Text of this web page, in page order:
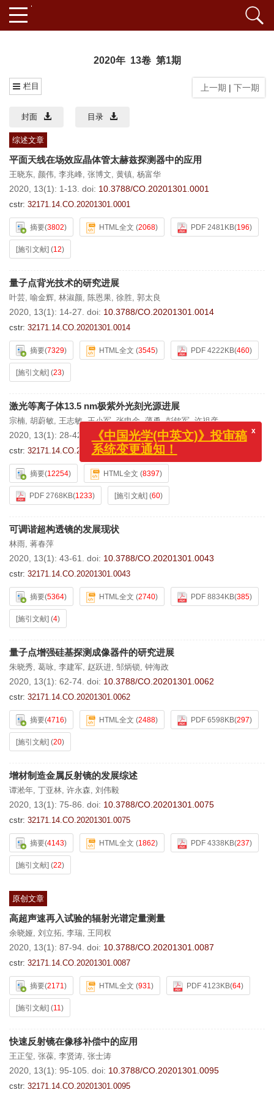
2020年 13卷 第1期
栏目 上一期 | 下一期
封面 目录
综述文章
平面天线在场效应晶体管太赫兹探测器中的应用
王晓东, 颜伟, 李兆峰, 张博文, 黄镇, 杨富华
2020, 13(1): 1-13. doi: 10.3788/CO.20201301.0001
cstr: 32171.14.CO.20201301.0001
摘要(3802) HTML全文 (2068) PDF 2481KB(196)
[施引文献] (12)
量子点背光技术的研究进展
叶芸, 喻金辉, 林淑颜, 陈恩果, 徐胜, 郭太良
2020, 13(1): 14-27. doi: 10.3788/CO.20201301.0014
cstr: 32171.14.CO.20201301.0014
摘要(7329) HTML全文 (3545) PDF 4222KB(460)
[施引文献] (23)
激光等离子体13.5 nm极紫外光刻光源进展
宗楠, 胡蔚敏, 王志敏,王小军,张申金,薄勇,彭钦军,许祖彦
2020, 13(1): 28-42. doi:10.3788/CO.20201301.0028
cstr: 32171.14.CO.20201301.0028
摘要(12254) HTML全文 (8397)
PDF 2768KB(1233) [施引文献] (60)
可调谐超构透镜的发展现状
林雨, 蒋春萍
2020, 13(1): 43-61. doi: 10.3788/CO.20201301.0043
cstr: 32171.14.CO.20201301.0043
摘要(5364) HTML全文 (2740) PDF 8834KB(385)
[施引文献] (4)
量子点增强硅基探测成像器件的研究进展
朱晓秀, 葛咏, 李建军, 赵跃进, 邹炳锁, 钟海政
2020, 13(1): 62-74. doi: 10.3788/CO.20201301.0062
cstr: 32171.14.CO.20201301.0062
摘要(4716) HTML全文 (2488) PDF 6598KB(297)
[施引文献] (20)
增材制造金属反射镜的发展综述
谭淞年, 丁亚林, 许永森, 刘伟毅
2020, 13(1): 75-86. doi: 10.3788/CO.20201301.0075
cstr: 32171.14.CO.20201301.0075
摘要(4143) HTML全文 (1862) PDF 4338KB(237)
[施引文献] (22)
原创文章
高超声速再入试验的辐射光谱定量测量
余晓娅, 刘立拓, 李瑞, 王同权
2020, 13(1): 87-94. doi: 10.3788/CO.20201301.0087
cstr: 32171.14.CO.20201301.0087
摘要(2171) HTML全文 (931) PDF 4123KB(64)
[施引文献] (11)
快速反射镜在像移补偿中的应用
王正玺, 张葆, 李贤涛, 张士涛
2020, 13(1): 95-105. doi: 10.3788/CO.20201301.0095
cstr: 32171.14.CO.20201301.0095
x
《中国光学(中英文)》投审稿
系统变更通知！